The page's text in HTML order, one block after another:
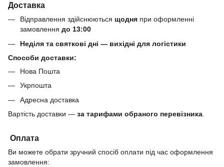
Доставка
Відправлення здійснюються щодня при оформленні
замовлення до 13:00
Неділя та святкові дні — вихідні для логістики
Способи доставки:
Нова Пошта
Укрпошта
Адресна доставка
Вартість доставки — за тарифами обраного перевізника
Оплата
Ви можете обрати зручний спосіб оплати під час оформлення
замовлення: